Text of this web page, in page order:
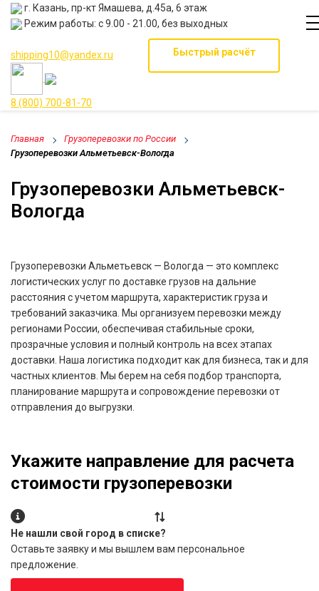
г. Казань, пр-кт Ямашева, д.45а, 6 этаж
Режим работы: с 9.00 - 21.00, без выходных
shipping10@yandex.ru
8 (800) 700-81-70
Быстрый расчёт
Главная
Грузоперевозки по России
Грузоперевозки Альметьевск-Вологда
Грузоперевозки Альметьевск-
Вологда
Грузоперевозки Альметьевск — Вологда — это комплекс
логистических услуг по доставке грузов на дальние
расстояния с учетом маршрута, характеристик груза и
требований заказчика. Мы организуем перевозки между
регионами России, обеспечивая стабильные сроки,
прозрачные условия и полный контроль на всех этапах
доставки. Наша логистика подходит как для бизнеса, так и для
частных клиентов. Мы берем на себя подбор транспорта,
планирование маршрута и сопровождение перевозки от
отправления до выгрузки.
Укажите направление для расчета
стоимости грузоперевозки
Не нашли свой город в списке?
Оставьте заявку и мы вышлем вам персональное
предложение.